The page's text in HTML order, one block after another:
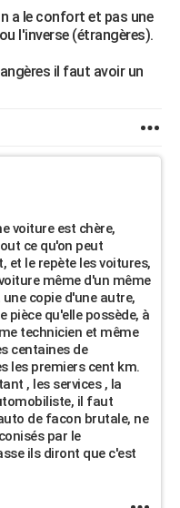
a le confort et pas une
l'inverse (étrangères).
il faut avoir un
voiture est chère,
ce qu'on peut
et le repète les voitures,
même d'un même
copie d'une autre,
qu'elle possède, à
technicien et même
centaines de
les premiers cent km.
, les services , la
il faut
de facon brutale, ne
par le
ils diront que c'est